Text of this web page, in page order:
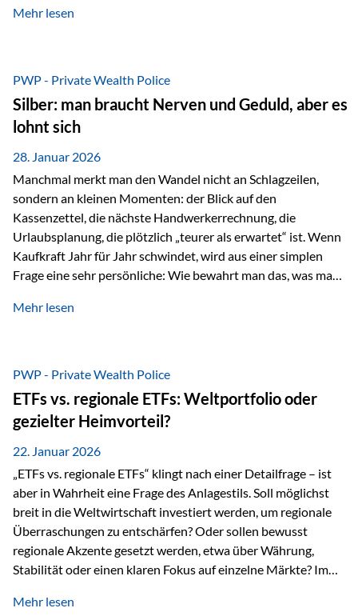
starken Anstiegen. Diese verändern jedoch nicht die
von geopolitischen Spannungen, einer stark ausgeweiteten
Geldmenge sowie strukturellen Verschiebungen an den
Kapitalmärkten geprägt ist, bleibt Gold ein bewährter Anker.
Nicht, weil…
Mehr lesen
PWP - Private Wealth Police
Silber: man braucht Nerven und Geduld, aber es
lohnt sich
28. Januar 2026
Manchmal merkt man den Wandel nicht an Schlagzeilen,
sondern an kleinen Momenten: der Blick auf den
Kassenzettel, die nächste Handwerkerrechnung, die
Urlaubsplanung, die plötzlich „teurer als erwartet“ ist. Wenn
Kaufkraft Jahr für Jahr schwindet, wird aus einer simplen
Frage eine sehr persönliche: Wie bewahrt man das, was man
Sachwerten mit einer Investition in Sachwerte zu
gerade dann, wenn Märkte nervös werden,…
Mehr lesen
PWP - Private Wealth Police
ETFs vs. regionale ETFs: Weltportfolio oder
gezielter Heimvorteil?
22. Januar 2026
„ETFs vs. regionale ETFs“ klingt nach einer Detailfrage – ist
aber in Wahrheit eine Frage des Anlagestils. Soll möglichst
breit in die Weltwirtschaft investiert werden, um regionale
Überraschungen zu entschärfen? Oder sollen bewusst
regionale Akzente gesetzt werden, etwa über Währung,
Stabilität oder einen klaren Fokus auf einzelne Märkte? Im
Wealth Police der Vienna-Life lassen sich beide Ansätze
Mehr lesen